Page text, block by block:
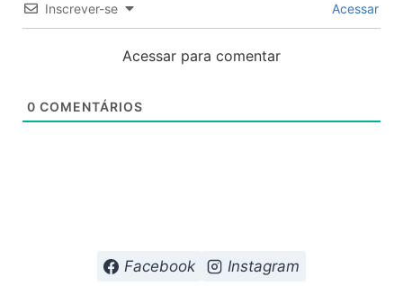
Inscrever-se Acessar
Acessar para comentar
0 COMENTÁRIOS
Facebook Instagram